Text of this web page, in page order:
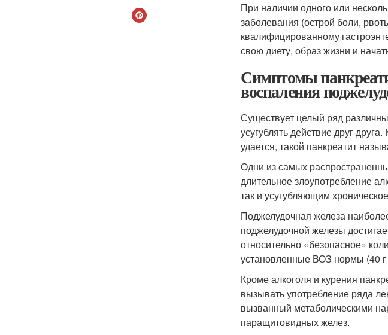
При наличии одного или
заболевания (острой боли,
квалифицированному
свою диету, образ жизни и
Симптомы
воспаления
Существует целый ряд
усугублять действие друг
удается, такой панкреатит
Одни из самых
длительное злоупотребление
так и усугубляющим
Поджелудочная железа
поджелудочной железы
относительно «безопасное»
установленные ВОЗ нормы (40 г
Кроме алкоголя и курения
вызывать употребление ряда
вызванный метаболическими
паращитовидных желез.